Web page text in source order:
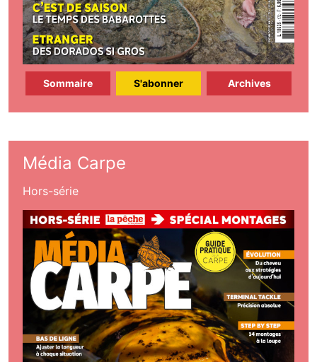
Sommaire S'abonner Archives
Média Carpe
Hors-série